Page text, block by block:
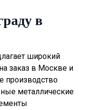
в
широкий
заказ в Москве и
производство
металлические